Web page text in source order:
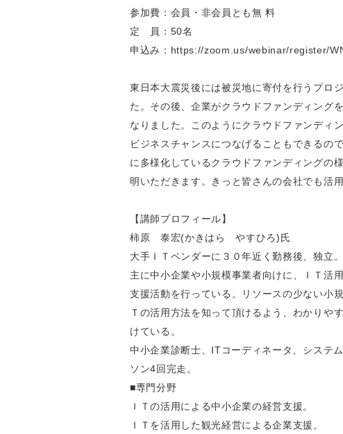
参加費：会員・非会員とも無 料
定 員：50名
申込み： https://zoom.us/webinar/register/
東日本大震災後には被災地に寄付を行うプロ
た。その後、企業がクラウドファンディング
なりました。このようにクラウドファンディ
ビジネスチャンスにつなげることもできるの
に多様化しているクラウドファンディングの
明いただきます。きっと皆さんの会社でも活
【講師プロフィール】
柿原 泰宏(かきはら やすひろ)氏
大手ＩＴベンダーに３０年近く勤務後、独立
主に中小企業や小規模事業者向けに、ＩＴ活
支援活動を行っている。リソースの少ない小
Ｔの活用方法を知って頂けるよう、わかりや
けている。
中小企業診断士、ITコーディネータ、システ
ソン4回完走。
■専門分野
ＩＴの活用による中小企業の経営支援。
ＩＴを活用した観光経営による企業支援。